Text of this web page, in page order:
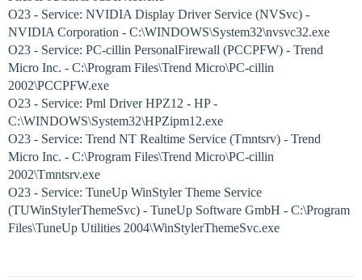
O23 - Service: NVIDIA Display Driver Service (NVSvc) -
NVIDIA Corporation - C:\WINDOWS\System32\nvsvc32.exe
O23 - Service: PC-cillin PersonalFirewall (PCCPFW) - Trend
Micro Inc. - C:\Program Files\Trend Micro\PC-cillin
2002\PCCPFW.exe
O23 - Service: Pml Driver HPZ12 - HP -
C:\WINDOWS\System32\HPZipm12.exe
O23 - Service: Trend NT Realtime Service (Tmntsrv) - Trend
Micro Inc. - C:\Program Files\Trend Micro\PC-cillin
2002\Tmntsrv.exe
O23 - Service: TuneUp WinStyler Theme Service
(TUWinStylerThemeSvc) - TuneUp Software GmbH - C:\Program
Files\TuneUp Utilities 2004\WinStylerThemeSvc.exe